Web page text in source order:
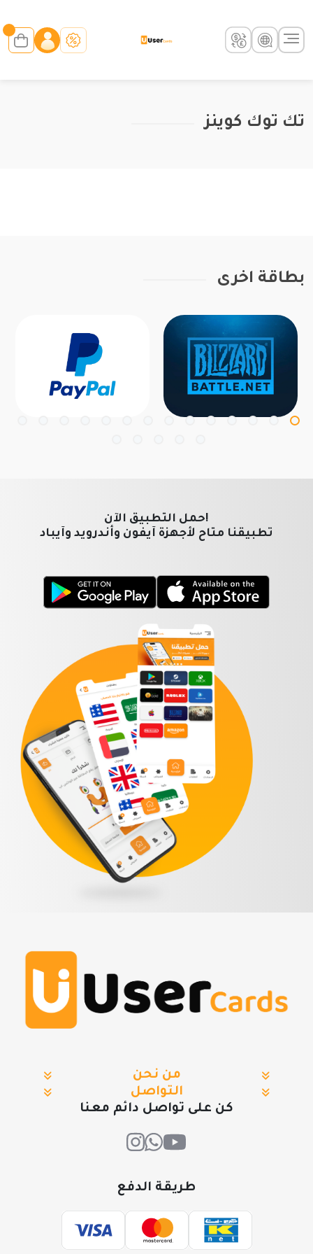
تك توك كوينز
بطاقة اخرى
!حمل التطبيق الآن
تطبيقنا متاح لأجهزة آيفون وأندرويد وآيباد
من نحن
التواصل
كن على تواصل دائم معنا
طريقة الدفع